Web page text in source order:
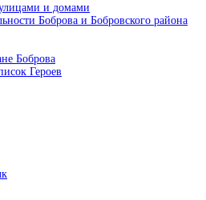
и домами
Боброва и Бобровского района
Боброва
Героев